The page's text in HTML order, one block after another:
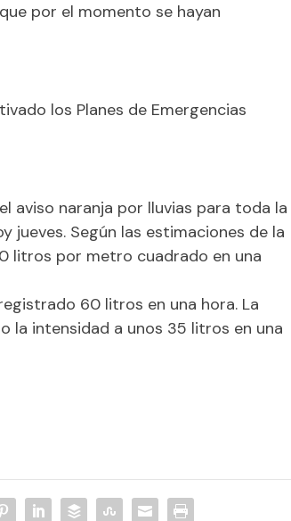
por el momento se hayan
los Planes de Emergencias
aviso naranja por lluvias para toda la
jueves. Según las estimaciones de la
litros por metro cuadrado en una
60 litros en una hora. La
la intensidad a unos 35 litros en una